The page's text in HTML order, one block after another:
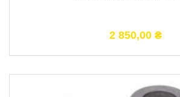
2 850,00 ₴